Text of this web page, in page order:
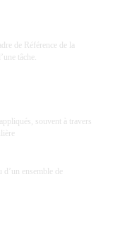
de Référence de la
tâche.
souvent à travers
d’un ensemble de